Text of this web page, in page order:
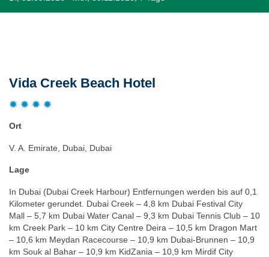
Vida Creek Beach Hotel
Ort
V. A. Emirate, Dubai, Dubai
Lage
In Dubai (Dubai Creek Harbour) Entfernungen werden bis auf 0,1
Kilometer gerundet. Dubai Creek – 4,8 km Dubai Festival City
Mall – 5,7 km Dubai Water Canal – 9,3 km Dubai Tennis Club – 10
km Creek Park – 10 km City Centre Deira – 10,5 km Dragon Mart
– 10,6 km Meydan Racecourse – 10,9 km Dubai-Brunnen – 10,9
km Souk al Bahar – 10,9 km KidZania – 10,9 km Mirdif City